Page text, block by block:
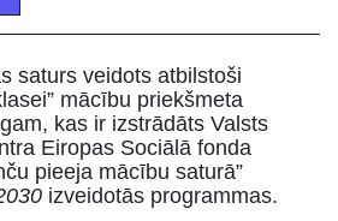
saturs veidots atbilstoši
mācību priekšmeta
kas ir izstrādāts Valsts
Eiropas Sociālā fonda
pieeja mācību saturā”
izveidotās programmas.